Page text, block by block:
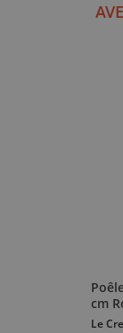
cm
Le